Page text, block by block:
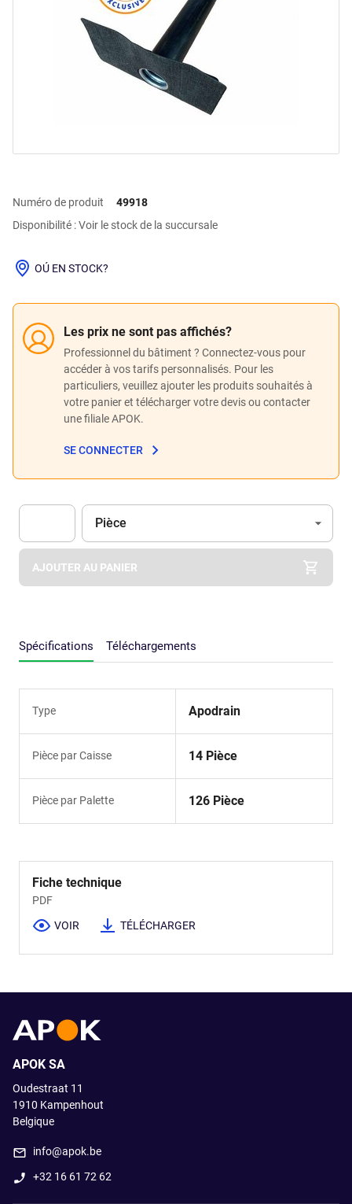
Numéro de produit
49918
Disponibilité : Voir le stock de la succursale
Les prix ne sont pas affichés?
Professionnel du bâtiment ? Connectez-vous pour
accéder à vos tarifs personnalisés. Pour les
particuliers, veuillez ajouter les produits souhaités à
votre panier et télécharger votre devis ou contacter
une filiale APOK.
SE CONNECTER
OÚ EN STOCK?
Apok.Product.Detail.AddToCart.Quantity (Optionnel)
Unité
Pièce
AJOUTER AU PANIER
Spécifications Téléchargements
Type Apodrain
Pièce par Caisse 14 Pièce
Pièce par Palette 126 Pièce
Fiche technique
PDF
VOIR TÉLÉCHARGER
APOK SA
Oudestraat 11
1910 Kampenhout
Belgique
info@apok.be
+32 16 61 72 62